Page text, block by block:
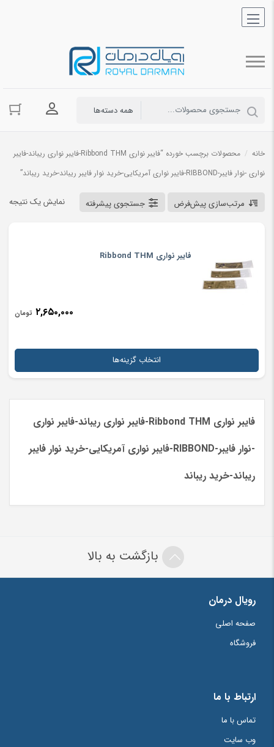
ورود به
خانه /
محصولات برچسب خورده “فایبر نواری Ribbond THM-فایبر نواری ریباند-فایبر
نواری -نوار فایبر-RIBBOND-فایبر نواری آمریکایی-خرید نوار فایبر ریباند-خرید ریباند”
نمایش یک نتیجه مرتب‌سازی پیش‌فرض جستجوی پیشرفته
فایبر نواری Ribbond THM
۲,۶۵۰,۰۰۰ تومان
انتخاب گزینه‌ها
فایبر نواری Ribbond THM-فایبر نواری ریباند-فایبر نواری
-نوار فایبر-RIBBOND-فایبر نواری آمریکایی-خرید نوار فایبر
ریباند-خرید ریباند
بازگشت به بالا
رویال درمان
صفحه اصلی
فروشگاه
ارتباط با ما
تماس با ما
وب سایت